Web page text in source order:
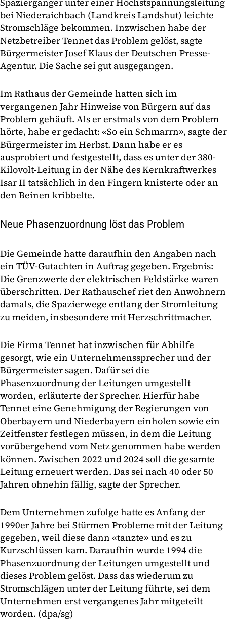
bei Niederaichbach (Landkreis Landshut) leichte
Stromschläge bekommen. Inzwischen habe der
Netzbetreiber Tennet das Problem gelöst, sagte
Bürgermeister Josef Klaus der Deutschen Presse-
Agentur. Die Sache sei gut ausgegangen.
Im Rathaus der Gemeinde hatten sich im
vergangenen Jahr Hinweise von Bürgern auf das
Problem gehäuft. Als er erstmals von dem Problem
hörte, habe er gedacht: «So ein Schmarrn», sagte der
Bürgermeister im Herbst. Dann habe er es
ausprobiert und festgestellt, dass es unter der 380-
Kilovolt-Leitung in der Nähe des Kernkraftwerkes
Isar II tatsächlich in den Fingern knisterte oder an
den Beinen kribbelte.
Neue Phasenzuordnung löst das Problem
Die Gemeinde hatte daraufhin den Angaben nach
ein TÜV-Gutachten in Auftrag gegeben. Ergebnis:
Die Grenzwerte der elektrischen Feldstärke waren
überschritten. Der Rathauschef riet den Anwohnern
damals, die Spazierwege entlang der Stromleitung
zu meiden, insbesondere mit Herzschrittmacher.
Die Firma Tennet hat inzwischen für Abhilfe
gesorgt, wie ein Unternehmenssprecher und der
Bürgermeister sagen. Dafür sei die
Phasenzuordnung der Leitungen umgestellt
worden, erläuterte der Sprecher. Hierfür habe
Tennet eine Genehmigung der Regierungen von
Oberbayern und Niederbayern einholen sowie ein
Zeitfenster festlegen müssen, in dem die Leitung
vorübergehend vom Netz genommen habe werden
können. Zwischen 2022 und 2024 soll die gesamte
Leitung erneuert werden. Das sei nach 40 oder 50
Jahren ohnehin fällig, sagte der Sprecher.
Dem Unternehmen zufolge hatte es Anfang der
1990er Jahre bei Stürmen Probleme mit der Leitung
gegeben, weil diese dann «tanzte» und es zu
Kurzschlüssen kam. Daraufhin wurde 1994 die
Phasenzuordnung der Leitungen umgestellt und
dieses Problem gelöst. Dass das wiederum zu
Stromschlägen unter der Leitung führte, sei dem
Unternehmen erst vergangenes Jahr mitgeteilt
worden. (dpa/sg)